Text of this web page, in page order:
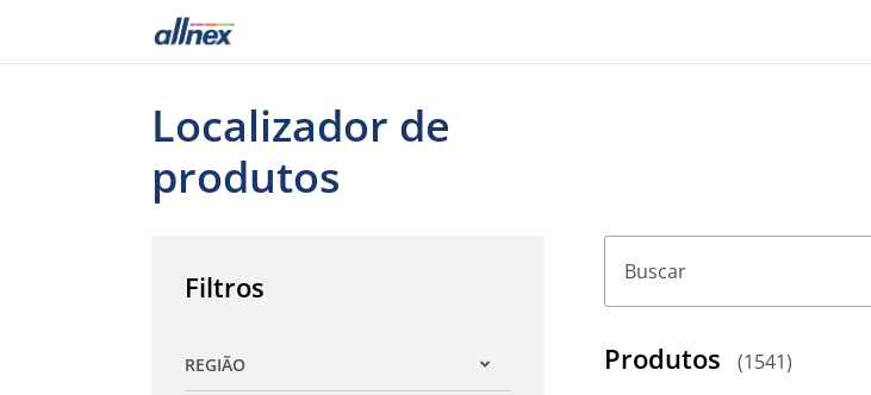
Localizador de
produtos
Filtros
REGIÃO
Expandir filtro
Produtos (1541)